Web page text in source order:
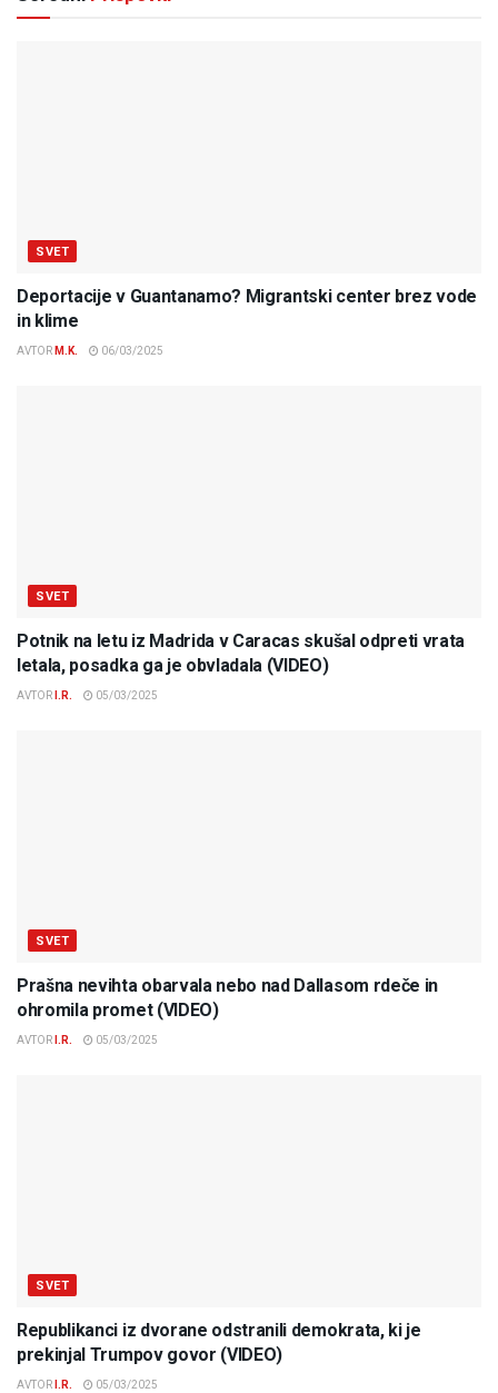
SVET
Deportacije v Guantanamo? Migrantski center brez vode
in klime
AVTOR M.K. 06/03/2025
SVET
Potnik na letu iz Madrida v Caracas skušal odpreti vrata
letala, posadka ga je obvladala (VIDEO)
AVTOR I.R. 05/03/2025
SVET
Prašna nevihta obarvala nebo nad Dallasom rdeče in
ohromila promet (VIDEO)
AVTOR I.R. 05/03/2025
SVET
Republikanci iz dvorane odstranili demokrata, ki je
prekinjal Trumpov govor (VIDEO)
AVTOR I.R. 05/03/2025